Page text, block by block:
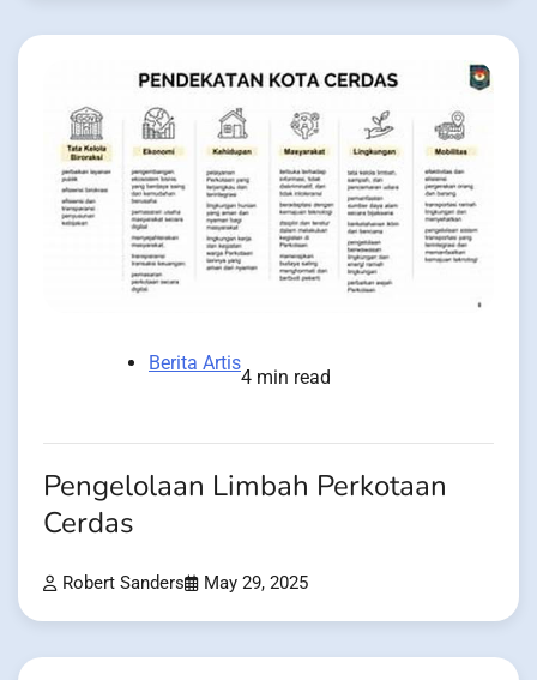
Berita Artis
4 min read
Pengelolaan Limbah Perkotaan
Cerdas
Robert Sanders May 29, 2025